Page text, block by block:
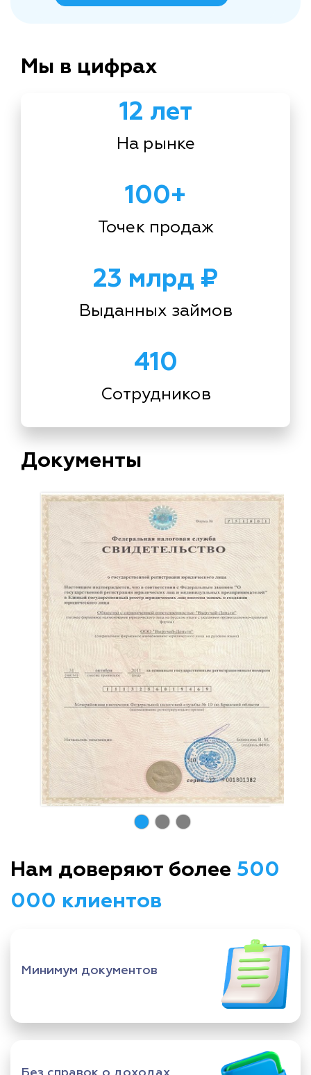
Мы в цифрах
12 лет
На рынке
100+
Точек продаж
23 млрд ₽
Выданных займов
410
Сотрудников
Документы
Нам доверяют более 500
000 клиентов
Минимум документов